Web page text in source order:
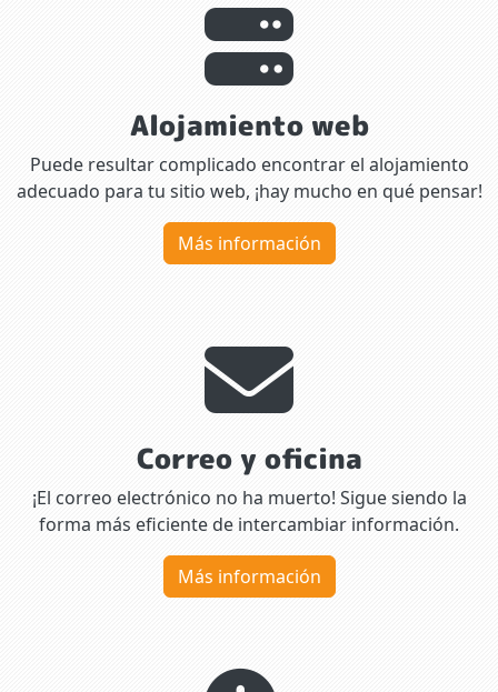
Alojamiento web
Puede resultar complicado encontrar el alojamiento
adecuado para tu sitio web, ¡hay mucho en qué pensar!
Más información
Correo y oficina
¡El correo electrónico no ha muerto! Sigue siendo la
forma más eficiente de intercambiar información.
Más información